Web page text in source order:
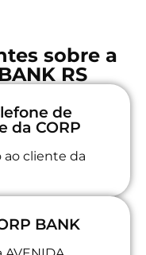
sobre a
RS
de
da CORP
cliente da
BANK